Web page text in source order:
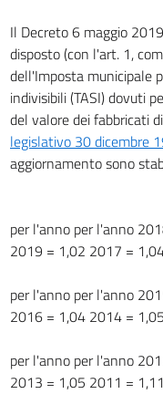
Il Decreto 6 maggio
disposto (con l'art. 1,
dell'Imposta municipale
indivisibili (TASI) dovuti
del valore dei fabbricati
legislativo 30 dicembre
aggiornamento sono
per l'anno per l'anno
2019 = 1,02 2017 =
per l'anno per l'anno
2016 = 1,04 2014 = 1,05
per l'anno per l'anno
2013 = 1,05 2011 = 1,11